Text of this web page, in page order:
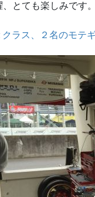
とても楽しみです。
ラス、２名のモテ